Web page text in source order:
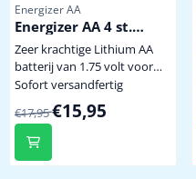
Artikelnummer
Energizer AA
Energizer AA 4 st.
Extreem krachtige
Winterbestendige
Lithium Batterij
Zeer krachtige Lithium AA
batterij van 1.75 volt voor
gebruik onder extreem
zware omstandigheden of
langdurige belasting. Bij een
temperatuur van -40 graden
levert de batterij nog 70%
spanning en stroom. Uitval
Sofort versandfertig
Von 17,95 für 15,95
€17,95€15,95